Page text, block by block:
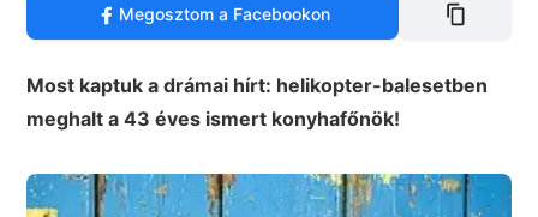
Megosztom a Facebookon
Most kaptuk a drámai hírt: helikopter-balesetben
meghalt a 43 éves ismert konyhafőnök!